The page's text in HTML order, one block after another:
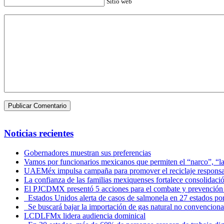
Noticias recientes
Gobernadores muestran sus preferencias
Vamos por funcionarios mexicanos que permiten el “narco”,
UAEMéx impulsa campaña para promover el reciclaje
La confianza de las familias mexiquenses fortalece
El PJCDMX presentó 5 acciones para el combate y
Estados Unidos alerta de casos de salmonela en 27 estados
Se buscará bajar la importación de gas natural no
LCDLFMx lidera audiencia dominical